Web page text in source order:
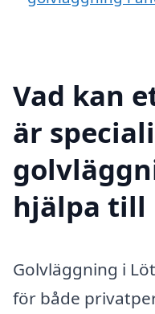
Vad kan
är
hjälpa till
Golvläggning i
för både